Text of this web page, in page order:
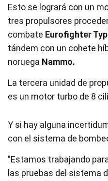
Esto se logrará con un
tres propulsores
combate Eurofighter
tándem con un cohete
noruega Nammo.
La tercera unidad de
es un motor turbo de 8
Y si hay alguna
con el sistema de
"Estamos trabajando
las pruebas del sistema